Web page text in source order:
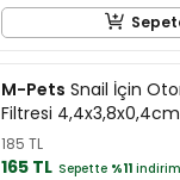
M-Pets Snail İçin
Filtresi 4,4x3,8x0,4cm
185 TL
165 TL Sepette %11